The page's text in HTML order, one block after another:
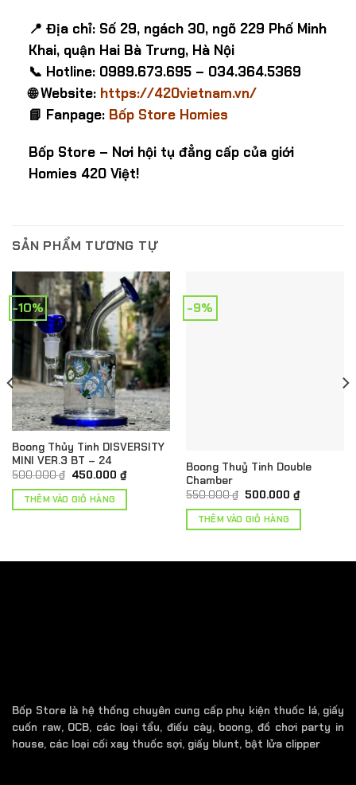
📍 Địa chỉ: Số 29, ngách 30, ngõ 229 Phố Minh
Khai, quận Hai Bà Trưng, Hà Nội
📞 Hotline: 0989.673.695 – 034.364.5369
🌐 Website: https://420vietnam.vn/
📘 Fanpage: Bốp Store Homies
Bốp Store – Nơi hội tụ đẳng cấp của giới
Homies 420 Việt!
SẢN PHẨM TƯƠNG TỰ
-10%
Boong Thủy Tinh DISVERSITY
MINI VER.3 BT – 24
500.000₫ Giá
là:
500.000 ₫.
450.000 ₫Giá
hiện
tại
THÊM VÀO GIỎ HÀNG
-9%
Boong Thuỷ Tinh Double
Chamber
550.000₫ Giá
là:
550.000 ₫.
500.000 ₫Giá
hiện
tại
THÊM VÀO GIỎ HÀNG
Bốp Store là hệ thống chuyên cung cấp phụ kiện thuốc lá, giấy
cuốn raw, OCB, các loại tẩu, điếu cày, boong, đồ chơi party in
house, các loại cối xay thuốc sợi, giấy blunt, bật lửa clipper